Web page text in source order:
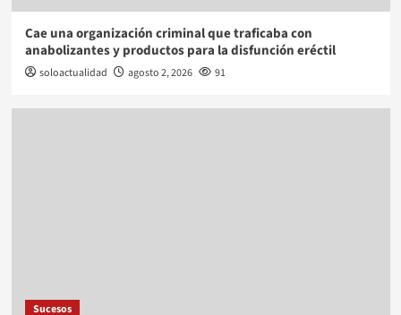
Cae una organización criminal que traficaba con
anabolizantes y productos para la disfunción eréctil
soloactualidad agosto 2, 2026 91
Sucesos